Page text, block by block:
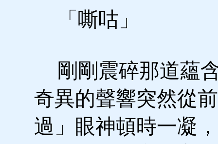
「嘶咕」
剛剛震碎那道蘊
奇異的聲響突然從
過」眼神頓時一凝